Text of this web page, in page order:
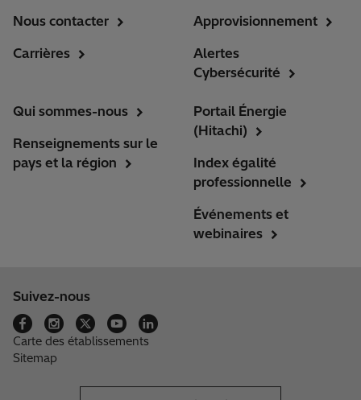
Nous contacter
Carrières
Approvisionnement
Alertes
Cybersécurité
Qui sommes-nous
Renseignements sur le
pays et la région
Portail Énergie
(Hitachi)
Index égalité
professionnelle
Événements et
webinaires
Suivez-nous
Carte des établissements
Sitemap